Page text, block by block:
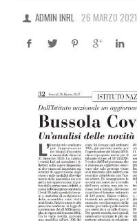
ADMIN INRL 26 MARZO 2021